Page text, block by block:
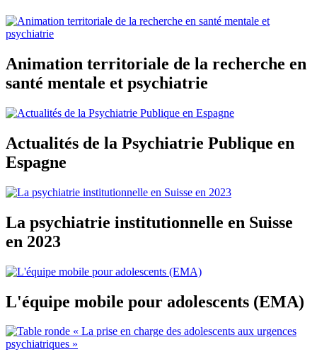
Animation territoriale de la recherche en
santé mentale et psychiatrie
Actualités de la Psychiatrie Publique en
Espagne
La psychiatrie institutionnelle en Suisse
en 2023
L'équipe mobile pour adolescents (EMA)